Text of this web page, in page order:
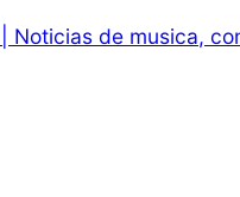
Noticias de musica,